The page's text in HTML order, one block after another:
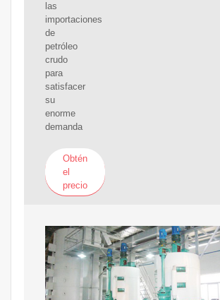
las
importaciones
de
petróleo
crudo
para
satisfacer
su
enorme
demanda
Obtén
el
precio